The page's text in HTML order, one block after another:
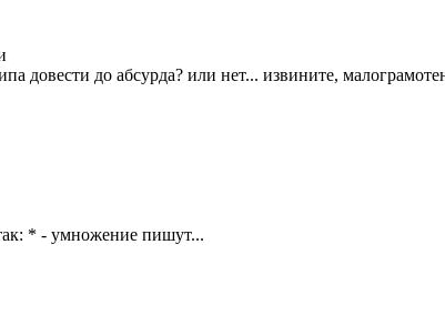
довести до абсурда? или нет... извините,
* - умножение пишут...